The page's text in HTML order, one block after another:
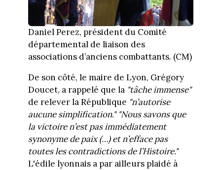
Daniel Perez, président du Comité
départemental de liaison des
associations d’anciens combattants. (CM)
De son côté, le maire de Lyon, Grégory
Doucet, a rappelé que la "tâche immense"
de relever la République "n’autorise
aucune simplification." "Nous savons que
la victoire n’est pas immédiatement
synonyme de paix (…) et n’efface pas
toutes les contradictions de l’Histoire."
L'édile lyonnais a par ailleurs plaidé à